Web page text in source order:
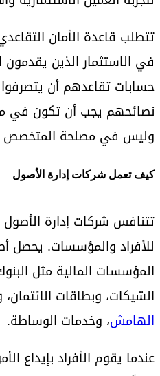
تتطلب قاعدة الأمان
في الاستثمار الذين يقدمون
حسابات تقاعدهم أن
نصائحهم يجب أن تكون في
وليس في مصلحة المتخصص
كيف تعمل شركات إدارة الأصول
تتنافس شركات إدارة الأصول
للأفراد والمؤسسات. يحصل
المؤسسات المالية مثل
الشيكات، وبطاقات
الهامش، وخدمات الوساطة.
عندما يقوم الأفراد بإيداع